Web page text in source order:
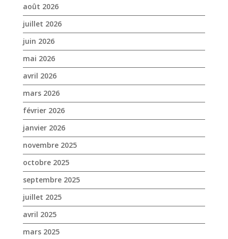
mars 2026
février 2026
janvier 2026
novembre 2025
octobre 2025
septembre 2025
juillet 2025
avril 2025
mars 2025
février 2025
janvier 2025
décembre 2024
novembre 2024
octobre 2024